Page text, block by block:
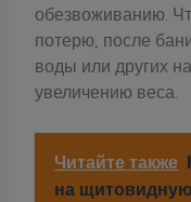
обезвоживанию.
потерю, после
воды или других
увеличению веса.
Читайте также
на